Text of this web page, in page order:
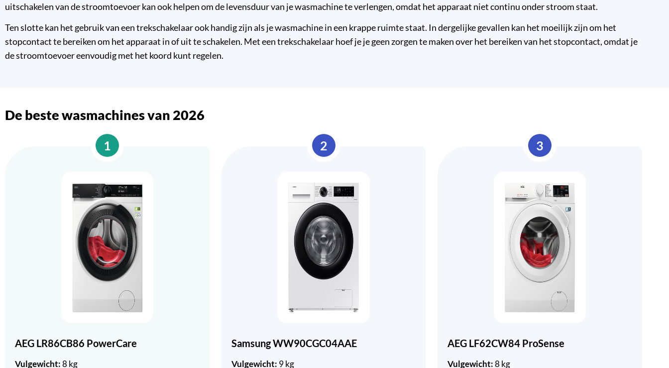
uitschakelen van de stroomtoevoer kan ook helpen om de levensduur van je wasmachine te verlengen, omdat het apparaat niet continu onder stroom staat.
Ten slotte kan het gebruik van een trekschakelaar ook handig zijn als je wasmachine in een krappe ruimte staat. In dergelijke gevallen kan het moeilijk zijn om het
stopcontact te bereiken om het apparaat in of uit te schakelen. Met een trekschakelaar hoef je je geen zorgen te maken over het bereiken van het stopcontact, omdat je
de stroomtoevoer eenvoudig met het koord kunt regelen.
De beste wasmachines van 2026
1
AEG LR86CB86 PowerCare
Vulgewicht:8 kg
2
Samsung WW90CGC04AAE
Vulgewicht: 9 kg
3
AEG LF62CW84 ProSense
Vulgewicht:8 kg